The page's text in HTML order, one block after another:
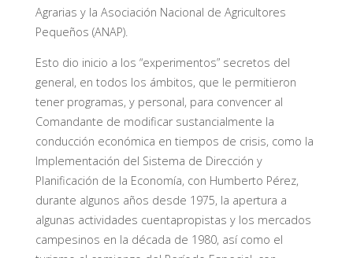
Agrarias y la Asociación Nacional de Agricultores
Pequeños (ANAP).
Esto dio inicio a los “experimentos” secretos del
general, en todos los ámbitos, que le permitieron
tener programas, y personal, para convencer al
Comandante de modificar sustancialmente la
conducción económica en tiempos de crisis, como la
Implementación del Sistema de Dirección y
Planificación de la Economía, con Humberto Pérez,
durante algunos años desde 1975, la apertura a
algunas actividades cuentapropistas y los mercados
campesinos en la década de 1980, así como el